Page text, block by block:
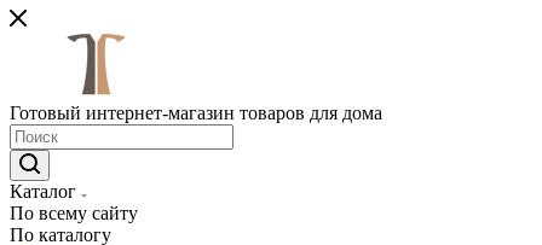
Готовый интернет-магазин товаров для дома
Каталог
По всему сайту
По каталогу